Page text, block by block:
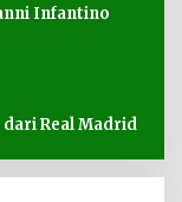
Infantino
Real Madrid